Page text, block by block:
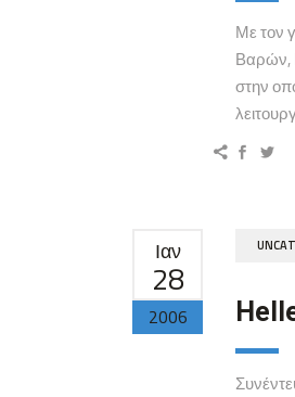
Με τον
Βαρών,
στην
Ιαν
28
2006